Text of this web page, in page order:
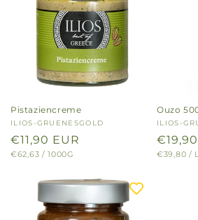
Pistaziencreme
Anbieter:
ILIOS-GRUENESGOLD
Normaler
Preis
€11,90 EUR
GRUNDPREIS
€62,63 / PRO
1000G
Ouzo
ILIOS-
Preis
€39,80 /